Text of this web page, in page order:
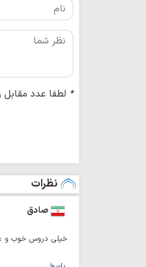
* لطفا عدد مقابل
نظرات
صادق
خیلی دروس خوب و